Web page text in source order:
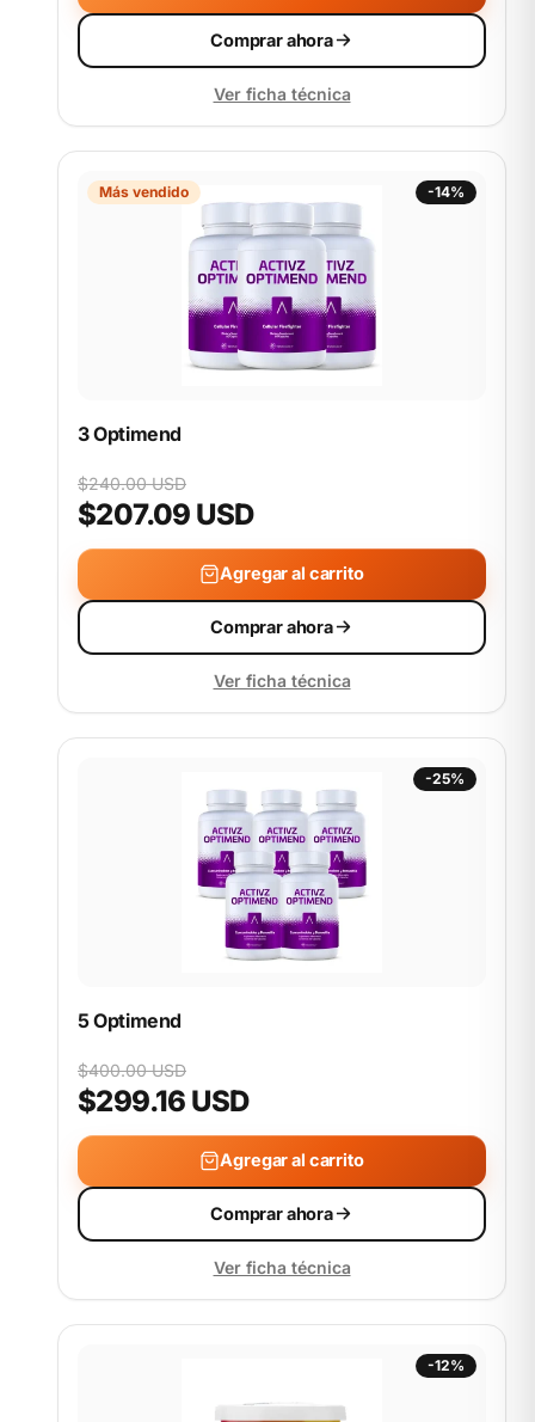
Comprar ahora
Ver ficha técnica
Más vendido -14%
3 Optimend
$240.00 USD
$207.09 USD
Agregar al carrito
Comprar ahora
Ver ficha técnica
-25%
5 Optimend
$400.00 USD
$299.16 USD
Agregar al carrito
Comprar ahora
Ver ficha técnica
-12%